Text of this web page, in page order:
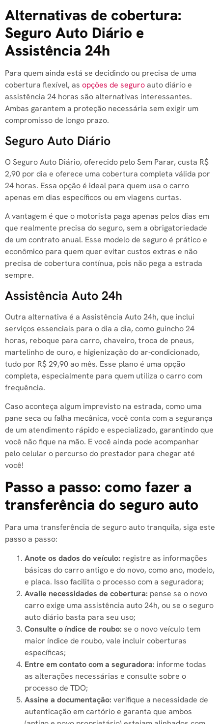
Alternativas de cobertura:
Seguro Auto Diário e
Assistência 24h
Para quem ainda está se decidindo ou precisa de uma
cobertura flexível, as opções de seguroauto diário e
assistência 24 horas são alternativas interessantes.
Ambas garantem a proteção necessária sem exigir um
compromisso de longo prazo.
Seguro Auto Diário
O Seguro Auto Diário, oferecido pelo Sem Parar, custa R$
2,90 por dia e oferece uma cobertura completa válida por
24 horas. Essa opção é ideal para quem usa o carro
apenas em dias específicos ou em viagens curtas.
A vantagem é que o motorista paga apenas pelos dias em
que realmente precisa do seguro, sem a obrigatoriedade
de um contrato anual. Esse modelo de seguro é prático e
econômico para quem quer evitar custos extras e não
precisa de cobertura contínua, pois não pega a estrada
sempre.
Assistência Auto 24h
Outra alternativa é a Assistência Auto 24h, que inclui
serviços essenciais para o dia a dia, como guincho 24
horas, reboque para carro, chaveiro, troca de pneus,
martelinho de ouro, e higienização do ar-condicionado,
tudo por R$ 29,90 ao mês. Esse plano é uma opção
completa, especialmente para quem utiliza o carro com
frequência.
Caso aconteça algum imprevisto na estrada, como uma
pane seca ou falha mecânica, você conta com a segurança
de um atendimento rápido e especializado, garantindo que
você não fique na mão. E você ainda pode acompanhar
pelo celular o percurso do prestador para chegar até
você!
Passo a passo: como fazer a
transferência do seguro auto
Para uma transferência de seguro auto tranquila, siga este
passo a passo:
Anote os dados do veículo: registre as informações
básicas do carro antigo e do novo, como ano, modelo,
e placa. Isso facilita o processo com a seguradora;
Avalie necessidades de cobertura: pense se o novo
carro exige uma assistência auto 24h, ou se o seguro
auto diário basta para seu uso;
Consulte o índice de roubo: se o novo veículo tem
maior índice de roubo, vale incluir coberturas
específicas;
Entre em contato com a seguradora: informe todas
as alterações necessárias e consulte sobre o
processo de TDO;
Assine a documentação: verifique a necessidade de
autenticação em cartório e garanta que ambos